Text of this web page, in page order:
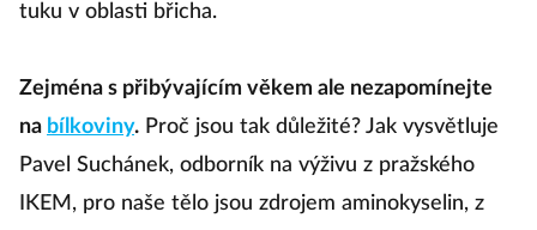
tuku v oblasti břicha.
Zejména s přibývajícím věkem ale nezapomínejte
na bílkoviny. Proč jsou tak důležité? Jak vysvětluje
Pavel Suchánek, odborník na výživu z pražského
IKEM, pro naše tělo jsou zdrojem aminokyselin, z